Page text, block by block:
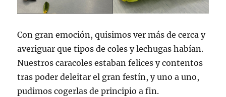
Con gran emoción, quisimos ver más de cerca y
averiguar que tipos de coles y lechugas habían.
Nuestros caracoles estaban felices y contentos
tras poder deleitar el gran festín, y uno a uno,
pudimos cogerlas de principio a fin.